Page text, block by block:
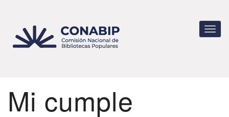
contenido
principal
Mi cumple